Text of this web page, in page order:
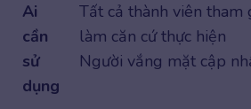
Ai
cần
sử
dụng
Tất cả thành viên tham
làm căn cứ thực hiện
Người vắng mặt cập